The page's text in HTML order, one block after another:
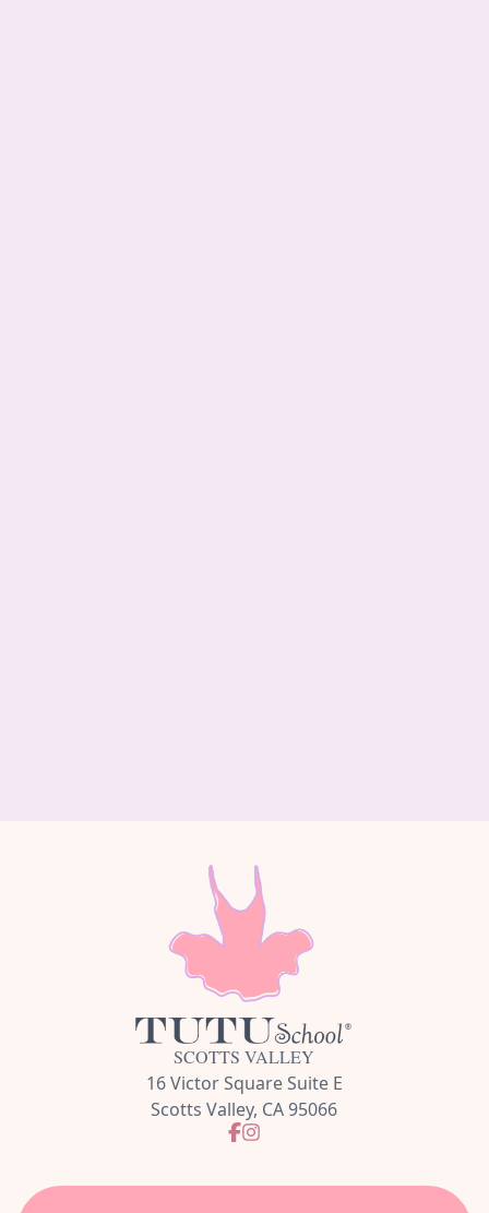
SCOTTS VALLEY
16 Victor Square Suite E
Scotts Valley, CA 95066